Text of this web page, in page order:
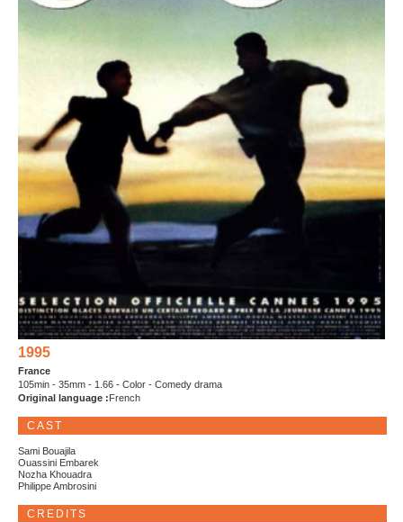
1995
France
105min - 35mm - 1.66 - Color - Comedy drama
Original language : French
CAST
Sami Bouajila
Ouassini Embarek
Nozha Khouadra
Philippe Ambrosini
CREDITS